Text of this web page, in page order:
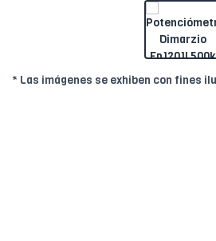
* Las imágenes se exhiben con fines